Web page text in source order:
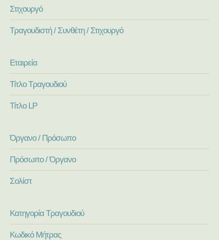
Στιχουργό
Τραγουδιστή / Συνθέτη / Στιχουργό
Εταιρεία
Τίτλο Τραγουδιού
Τίτλο LP
Όργανο / Πρόσωπο
Πρόσωπο / Όργανο
Σολίστ
Κατηγορία Τραγουδιού
Κωδικό Μήτρας